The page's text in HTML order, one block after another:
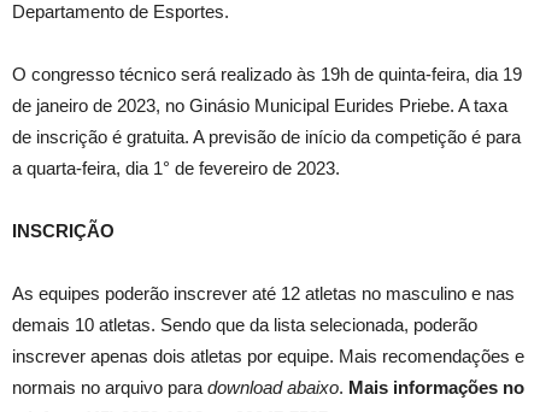
Departamento de Esportes.
O congresso técnico será realizado às 19h de quinta-feira, dia 19
de janeiro de 2023, no Ginásio Municipal Eurides Priebe. A taxa
de inscrição é gratuita. A previsão de início da competição é para
a quarta-feira, dia 1° de fevereiro de 2023.
INSCRIÇÃO
As equipes poderão inscrever até 12 atletas no masculino e nas
demais 10 atletas. Sendo que da lista selecionada, poderão
inscrever apenas dois atletas por equipe. Mais recomendações e
normais no arquivo para download abaixo. Mais informações no